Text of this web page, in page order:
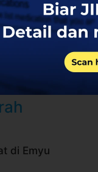
fee,
di Emyu